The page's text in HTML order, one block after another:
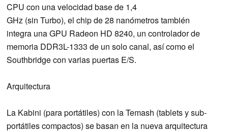
CPU con una velocidad base de 1,4
GHz (sin Turbo), el chip de 28 nanómetros también
integra una GPU Radeon HD 8240, un controlador de
memoria DDR3L-1333 de un solo canal, así como el
Southbridge con varias puertas E/S.
Arquitectura
La Kabini (para portátiles) con la Temash (tablets y sub-
portátiles compactos) se basan en la nueva arquitectura